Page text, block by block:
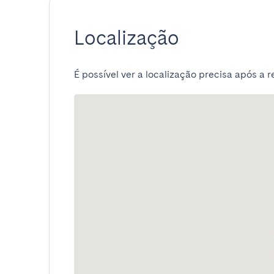
Localização
É possível ver a localização precisa após a